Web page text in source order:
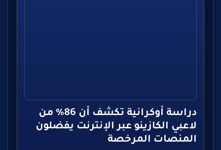
دراسة أوكرانية تكشف أن 86% من
لاعبي الكازينو عبر الإنترنت يفضلون
المنصات المرخصة